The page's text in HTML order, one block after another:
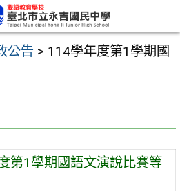
公告 > 114學年度第1學期國
第1學期國語文演說比賽等